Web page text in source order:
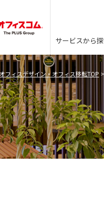
サービスから
オフィスデザイン・オフィス移転TOP >